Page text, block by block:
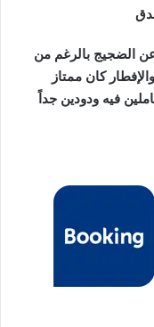
عن الضجيج بالرغم من
كان ممتاز
فيه ودودين جداً